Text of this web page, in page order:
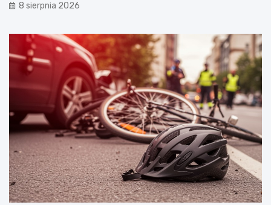
8 sierpnia 2026